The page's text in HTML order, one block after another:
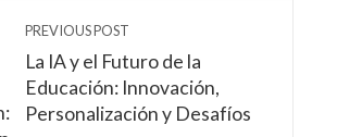
PREVIOUS POST
La IA y el Futuro de la
Educación: Innovación,
Personalización y Desafíos